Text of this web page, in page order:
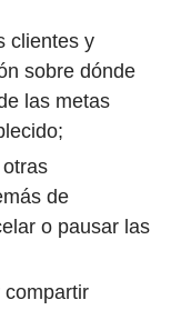
clientes y
sobre dónde
las metas
de
o pausar las
compartir